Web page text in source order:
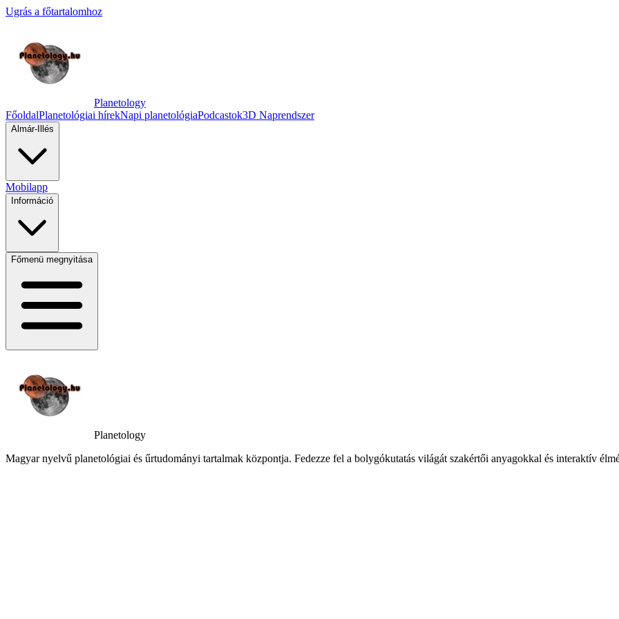
Ugrás a főtartalomhoz
Planetology
FőoldalPlanetológiai hírekNapi planetológiaPodcastok3D Naprendszer
Almár-Illés
Mobilapp
Információ
Főmenü megnyitása
Planetology
Magyar nyelvű planetológiai és űrtudományi tartalmak központja. Fedezze fel a bolygókutatás világát szakértői anyagokkal és interaktív